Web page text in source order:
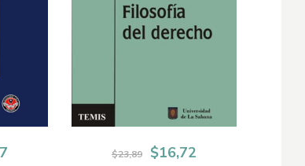
$23,89
El
$16,72